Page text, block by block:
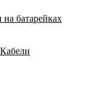
батарейках